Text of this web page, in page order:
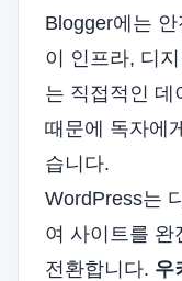
Blogger에는
이 인프라, 디
는 직접적인 데
때문에 독자에
습니다.
WordPress는
여 사이트를 완
전환합니다. 우